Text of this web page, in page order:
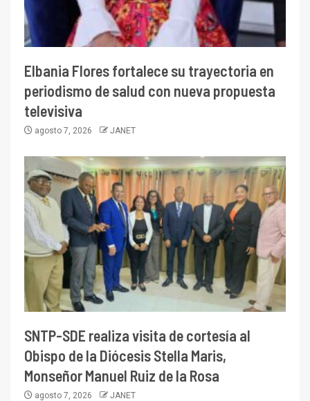
Elbania Flores fortalece su trayectoria en
periodismo de salud con nueva propuesta
televisiva
agosto 7, 2026 JANET
SNTP-SDE realiza visita de cortesía al
Obispo de la Diócesis Stella Maris,
Monseñor Manuel Ruiz de la Rosa
agosto 7, 2026 JANET